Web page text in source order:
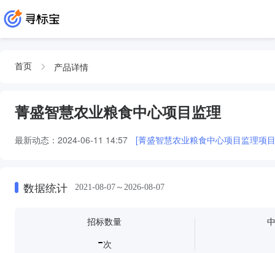
首页 产品详情
菁盛智慧农业粮食中心项目监理
最新动态： 2024-06-11 14:57 [菁盛智慧农业粮食中心项目监理项
数据统计 2021-08-07～2026-08-07
招标数量
-次